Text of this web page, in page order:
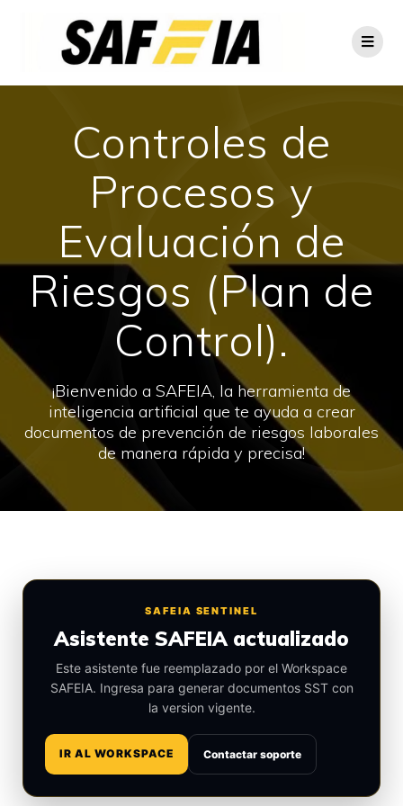
Controles de
Procesos y
Evaluación de
Riesgos (Plan de
Control).
¡Bienvenido a SAFEIA, la herramienta de
inteligencia artificial que te ayuda a crear
documentos de prevención de riesgos laborales
de manera rápida y precisa!
SAFEIA SENTINEL
Asistente SAFEIA actualizado
Este asistente fue reemplazado por el Workspace
SAFEIA. Ingresa para generar documentos SST con
la version vigente.
IR AL WORKSPACE Contactar soporte